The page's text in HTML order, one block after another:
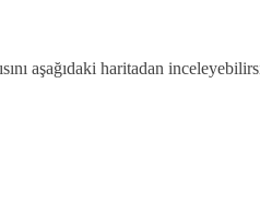
aşağıdaki haritadan